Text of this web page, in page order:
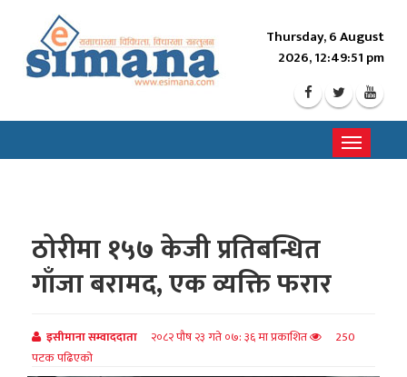
Thursday, 6 August
2026, 12:49:52 pm
Toggle
ठोरीमा १५७ केजी प्रतिबन्धित
गाँजा बरामद, एक व्यक्ति फरार
इसीमाना सम्वाददाता २०८२ पौष २३ गते ०७: ३६ मा प्रकाशित
250
पटक पढिएको